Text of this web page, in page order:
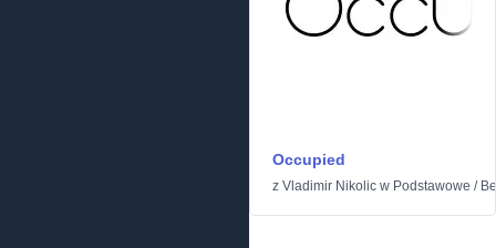
Occupied
z Vladimir Nikolic w Podstawowe /